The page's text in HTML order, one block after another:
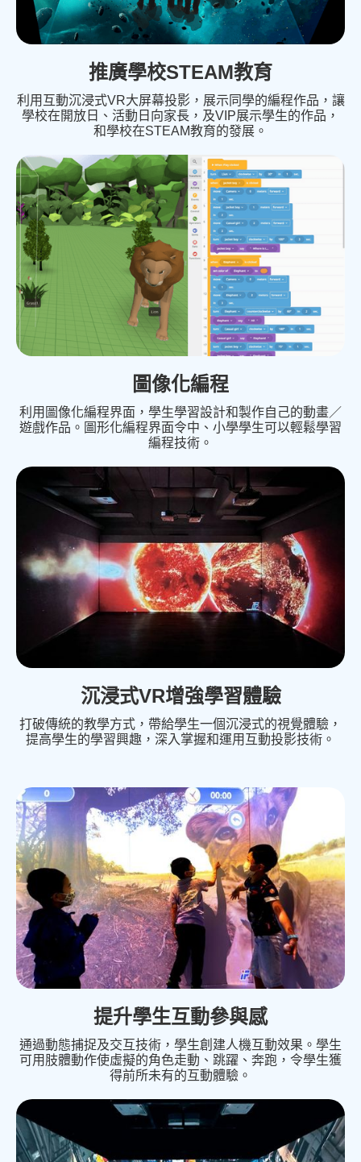
推廣學校STEAM教育
利用互動沉浸式VR大屏幕投影，展示同學的編程作品，讓
學校在開放日、活動日向家長，及VIP展示學生的作品，
和學校在STEAM教育的發展。
圖像化編程
利用圖像化編程界面，學生學習設計和製作自己的動畫／
遊戲作品。圖形化編程界面令中、小學學生可以輕鬆學習
編程技術。
沉浸式VR增強學習體驗
打破傳統的教學方式，帶給學生一個沉浸式的視覺體驗，
提高學生的學習興趣，深入掌握和運用互動投影技術。
提升學生互動參與感
通過動態捕捉及交互技術，學生創建人機互動效果。學生
可用肢體動作使虛擬的角色走動、跳躍、奔跑，令學生獲
得前所未有的互動體驗。